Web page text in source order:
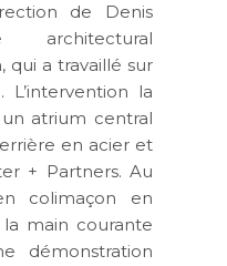
de Denis
architectural
qui a travaillé sur
la
atrium central
en acier et
+ Partners. Au
colimaçon en
main courante
démonstration